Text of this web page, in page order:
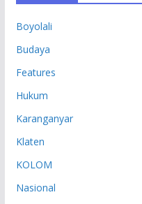
Boyolali
Budaya
Features
Hukum
Karanganyar
Klaten
KOLOM
Nasional